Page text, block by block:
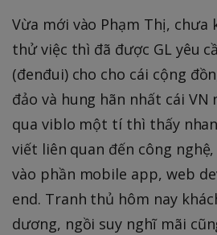
Vừa mới vào Phạm Thị, chưa
thử việc thì đã được GL yêu
(đenđui) cho cho cái cộng
đảo và hung hãn nhất cái VN
qua viblo một tí thì thấy
viết liên quan đến công
vào phần mobile app, web
end. Tranh thủ hôm nay
dương, ngồi suy nghĩ mãi